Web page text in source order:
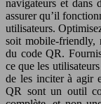
navigateurs et dans
assurer qu’il
utilisateurs.
soit mobile-friendly,
du code QR.
ce que les
de les inciter à agir
QR sont un outil